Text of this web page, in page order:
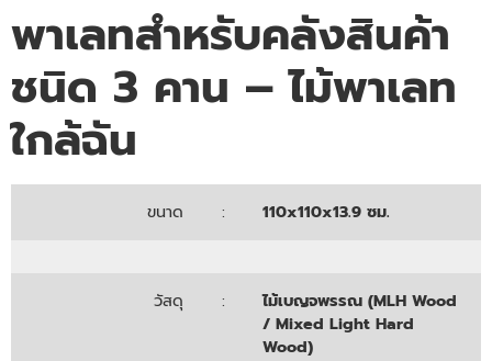
พาเลทสำหรับคลังสินค้า
ชนิด 3 คาน – ไม้พาเลท
ใกล้ฉัน
ขนาด : 110x110x13.9 ซม.
วัสดุ :
ไม้เบญจพรรณ (MLH Wood
/ Mixed Light Hard
Wood)